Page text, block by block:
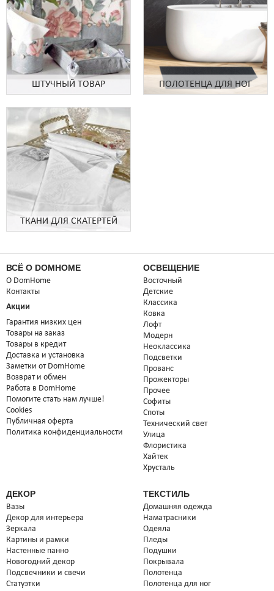
ШТУЧНЫЙ ТОВАР ПОЛОТЕНЦА ДЛЯ НОГ
ТКАНИ ДЛЯ СКАТЕРТЕЙ
ВСЁ О DOMHOME
О DomHome
Контакты
Акции
Гарантия низких цен
Товары на заказ
Товары в кредит
Доставка и установка
Заметки от DomHome
Возврат и обмен
Работа в DomHome
Помогите стать нам лучше!
Cookies
Публичная оферта
Политика конфиденциальности
ОСВЕЩЕНИЕ
Восточный
Детские
Классика
Ковка
Лофт
Модерн
Неоклассика
Подсветки
Прованс
Прожекторы
Прочее
Софиты
Споты
Технический свет
Улица
Флористика
Хайтек
Хрусталь
ДЕКОР
Вазы
Декор для интерьера
Зеркала
Картины и рамки
Настенные панно
Новогодний декор
Подсвечники и свечи
Статуэтки
ТЕКСТИЛЬ
Домашняя одежда
Наматрасники
Одеяла
Пледы
Подушки
Покрывала
Полотенца
Полотенца для ног